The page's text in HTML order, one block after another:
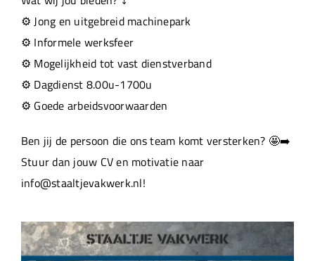
⚙️ Jong en uitgebreid machinepark
⚙️ Informele werksfeer
⚙️ Mogelijkheid tot vast dienstverband
⚙️ Dagdienst 8.00u-1700u
⚙️ Goede arbeidsvoorwaarden
Ben jij de persoon die ons team komt versterken? 🤩➡️
Stuur dan jouw CV en motivatie naar
info@staaltjevakwerk.nl!